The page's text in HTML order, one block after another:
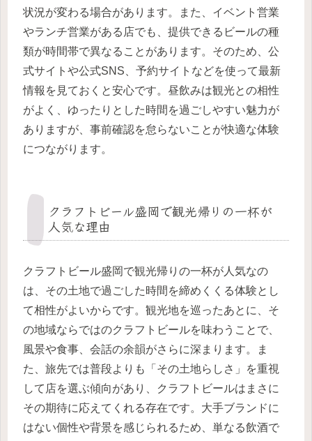
状況が変わる場合があります。また、イベント営業
やランチ営業がある店でも、提供できるビールの種
類が時間帯で異なることがあります。そのため、公
式サイトや公式SNS、予約サイトなどを使って最新
情報を見ておくと安心です。昼飲みは観光との相性
がよく、ゆったりとした時間を過ごしやすい魅力が
ありますが、事前確認を怠らないことが快適な体験
につながります。
クラフトビール盛岡で観光帰りの一杯が
人気な理由
クラフトビール盛岡で観光帰りの一杯が人気なの
は、その土地で過ごした時間を締めくくる体験とし
て相性がよいからです。観光地を巡ったあとに、そ
の地域ならではのクラフトビールを味わうことで、
風景や食事、会話の余韻がさらに深まります。ま
た、旅先では普段よりも「その土地らしさ」を重視
して店を選ぶ傾向があり、クラフトビールはまさに
その期待に応えてくれる存在です。大手ブランドに
はない個性や背景を感じられるため、単なる飲酒で